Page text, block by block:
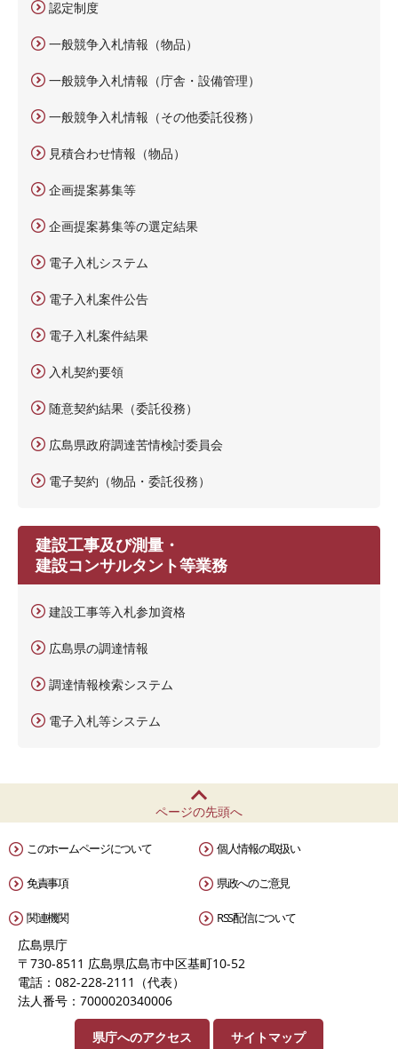
認定制度
一般競争入札情報（物品）
一般競争入札情報（庁舎・設備管理）
一般競争入札情報（その他委託役務）
見積合わせ情報（物品）
企画提案募集等
企画提案募集等の選定結果
電子入札システム
電子入札案件公告
電子入札案件結果
入札契約要領
随意契約結果（委託役務）
広島県政府調達苦情検討委員会
電子契約（物品・委託役務）
建設工事及び測量・
建設コンサルタント等業務
建設工事等入札参加資格
広島県の調達情報
調達情報検索システム
電子入札等システム
ページの先頭へ
このホームページについて 個人情報の取扱い
免責事項 県政へのご意見
関連機関 RSS配信について
広島県庁
〒730-8511 広島県広島市中区基町10-52
電話：082-228-2111（代表）
法人番号：7000020340006
県庁へのアクセス サイトマップ